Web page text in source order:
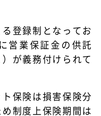
登録制となってお
営業保証金の供託
が義務付けられて
保険は損害保険分
制度上保険期間は